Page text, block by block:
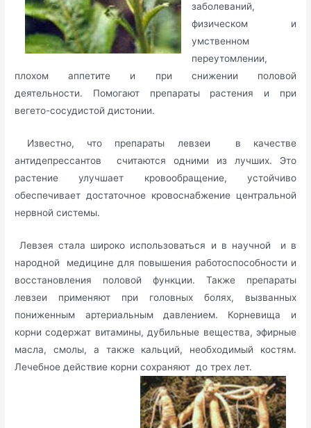
заболеваний,
физическом и
умственном
переутомлении,
плохом аппетите и при снижении половой
деятельности. Помогают препараты растения и при
вегето-сосудистой дистонии.
Известно, что препараты левзеи в качестве
антидепрессантов считаются одними из лучших. Это
растение улучшает кровообращение, устойчиво
обеспечивает достаточное кровоснабжение центральной
нервной системы.
Левзея стала широко использоваться и в научной и в
народной медицине для повышения работоспособности и
восстановления половой функции. Также препараты
левзеи применяют при головных болях, вызванных
пониженным артериальным давлением. Корневища и
корни содержат витамины, дубильные вещества, эфирные
масла, смолы, а также кальций, необходимый костям.
Лечебное действие корни сохраняют до трех лет.